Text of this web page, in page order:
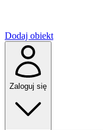
Dodaj obiekt
Zaloguj się